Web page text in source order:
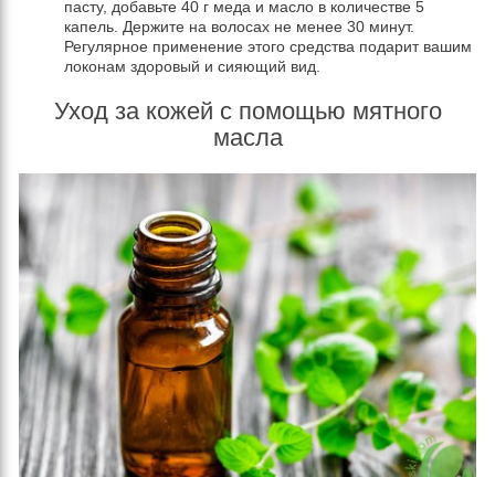
пасту, добавьте 40 г меда и масло в количестве 5
капель. Держите на волосах не менее 30 минут.
Регулярное применение этого средства подарит вашим
локонам здоровый и сияющий вид.
Уход за кожей с помощью мятного
масла